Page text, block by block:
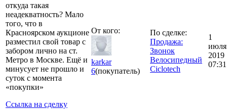
откуда такая
неадекватность? Мало
того, что в
Красноярском аукционе
разместил свой товар с
забором лично на ст.
Метро в Москве. Ещё и
минусует не прошло и
суток с момента
«покупки»
Ссылка на сделку
От кого:
karkar
6(покупатель)
По сделке:
Продажа:
Звонок
Велосипедный
Ciclotech
1
июля
2019
07:31